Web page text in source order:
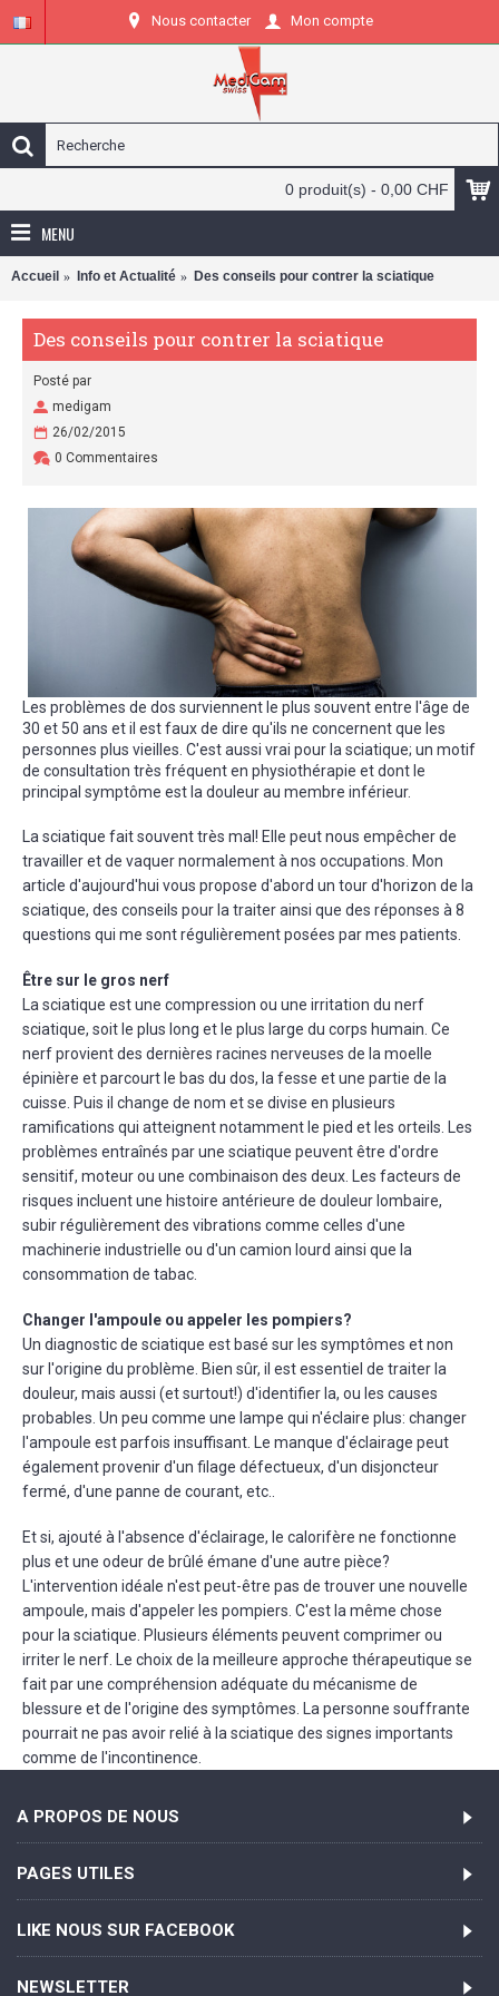
Nous contacter Mon compte
0 produit(s) - 0,00 CHF
MENU
Accueil Info et Actualité Des conseils pour contrer la sciatique
Des conseils pour contrer la sciatique
Posté par
medigam
26/02/2015
0 Commentaires
Les problèmes de dos surviennent le plus souvent entre l'âge de
30 et 50 ans et il est faux de dire qu'ils ne concernent que les
personnes plus vieilles. C'est aussi vrai pour la sciatique; un motif
de consultation très fréquent en physiothérapie et dont le
principal symptôme est la douleur au membre inférieur.
La sciatique fait souvent très mal! Elle peut nous empêcher de
travailler et de vaquer normalement à nos occupations. Mon
article d'aujourd'hui vous propose d'abord un tour d'horizon de la
sciatique, des conseils pour la traiter ainsi que des réponses à 8
questions qui me sont régulièrement posées par mes patients.
Être sur le gros nerf
La sciatique est une compression ou une irritation du nerf
sciatique, soit le plus long et le plus large du corps humain. Ce
nerf provient des dernières racines nerveuses de la moelle
épinière et parcourt le bas du dos, la fesse et une partie de la
cuisse. Puis il change de nom et se divise en plusieurs
ramifications qui atteignent notamment le pied et les orteils. Les
problèmes entraînés par une sciatique peuvent être d'ordre
sensitif, moteur ou une combinaison des deux. Les facteurs de
risques incluent une histoire antérieure de douleur lombaire,
subir régulièrement des vibrations comme celles d'une
machinerie industrielle ou d'un camion lourd ainsi que la
consommation de tabac.
Changer l'ampoule ou appeler les pompiers?
Un diagnostic de sciatique est basé sur les symptômes et non
sur l'origine du problème. Bien sûr, il est essentiel de traiter la
douleur, mais aussi (et surtout!) d'identifier la, ou les causes
probables. Un peu comme une lampe qui n'éclaire plus: changer
l'ampoule est parfois insuffisant. Le manque d'éclairage peut
également provenir d'un filage défectueux, d'un disjoncteur
fermé, d'une panne de courant, etc..
Et si, ajouté à l'absence d'éclairage, le calorifère ne fonctionne
plus et une odeur de brûlé émane d'une autre pièce?
L'intervention idéale n'est peut-être pas de trouver une nouvelle
ampoule, mais d'appeler les pompiers. C'est la même chose
pour la sciatique. Plusieurs éléments peuvent comprimer ou
irriter le nerf. Le choix de la meilleure approche thérapeutique se
fait par une compréhension adéquate du mécanisme de
blessure et de l'origine des symptômes. La personne souffrante
pourrait ne pas avoir relié à la sciatique des signes importants
comme de l'incontinence.
A PROPOS DE NOUS
PAGES UTILES
LIKE NOUS SUR FACEBOOK
NEWSLETTER